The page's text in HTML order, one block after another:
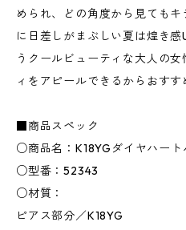
められ、どの角度から見ても
に日差しがまぶしい夏は煌き
うクールビューティな大人の
ィをアピールできるからおすす
■商品スペック
○商品名：K18YGダイヤハート
○型番：52343
○材質：
ピアス部分／K18YG